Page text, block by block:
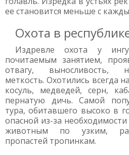
ее становится меньше с
Охота в
Издревле охота у
почитаемым занятием,
отвагу, выносливость,
меткость. Охотились всегда
косуль, медведей, серн,
пернатую дичь. Самой
тура, обитавшего высоко в
опасной из-за
животным по узким,
пропастей тропинкам.